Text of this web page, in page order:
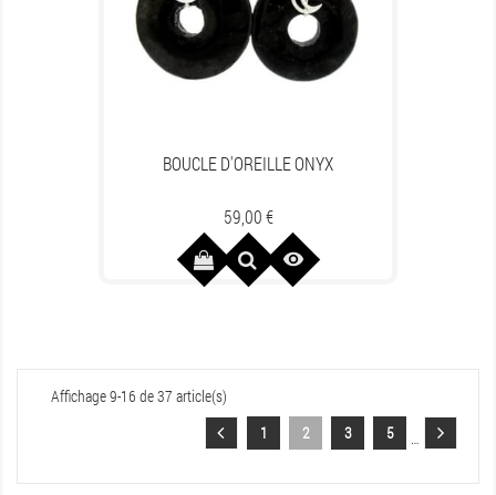
BOUCLE D'OREILLE ONYX
Prix
59,00 €

Affichage 9-16 de 37 article(s)
1
2 3 …
5